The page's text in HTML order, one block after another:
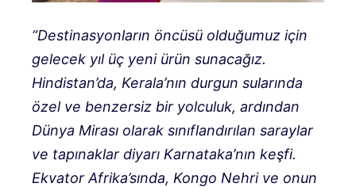
“Destinasyonların öncüsü olduğumuz için
gelecek yıl üç yeni ürün sunacağız.
Hindistan’da, Kerala’nın durgun sularında
özel ve benzersiz bir yolculuk, ardından
Dünya Mirası olarak sınıflandırılan saraylar
ve tapınaklar diyarı Karnataka’nın keşfi.
Ekvator Afrika’sında, Kongo Nehri ve onun